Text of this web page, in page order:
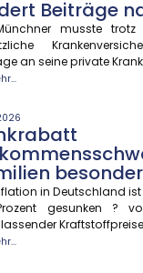
Beiträge
musste
an seine private
in Deutschland
gesunken ?
zweite
Versicherer (GDV)
Haushalten m...
im